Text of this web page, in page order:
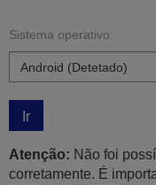
Sistema operativo:
Ir
Atenção: Não foi
corretamente. É